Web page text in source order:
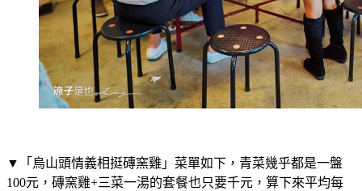
▼「烏山頭情義相挺磚窯雞」菜單如下，青菜幾乎都是一盤
100元，磚窯雞+三菜一湯的套餐也只要千元，算下來平均每